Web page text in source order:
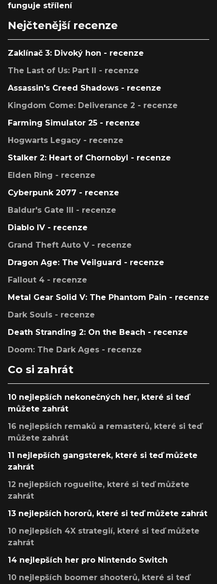
funguje střílení
Nejčtenější recenze
Zaklínač 3: Divoký hon - recenze
The Last of Us: Part II - recenze
Assassin's Creed Shadows - recenze
Kingdom Come: Deliverance 2 - recenze
Farming Simulator 25 - recenze
Hogwarts Legacy - recenze
Stalker 2: Heart of Chornobyl - recenze
Elden Ring - recenze
Cyberpunk 2077 - recenze
Baldur's Gate III - recenze
Diablo IV - recenze
Grand Theft Auto V - recenze
Dragon Age: The Veilguard - recenze
Fallout 4 - recenze
Metal Gear Solid V: The Phantom Pain - recenze
Dark Souls - recenze
Death Stranding 2: On the Beach - recenze
Doom: The Dark Ages - recenze
Co si zahrát
10 nejlepších nekonečných her, které si teď
můžete zahrát
16 nejlepších remaků a remasterů, které si teď
můžete zahrát
11 nejlepších gangsterek, které si teď můžete
zahrát
12 nejlepších roguelite, které si teď můžete
zahrát
13 nejlepších hororů, které si teď můžete zahrát
10 nejlepších 4X strategií, které si teď můžete
zahrát
14 nejlepších her pro Nintendo Switch
10 nejlepších boomer shooterů, které si teď